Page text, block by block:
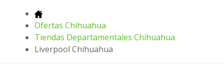
Ofertas Chihuahua
Tiendas Departamentales Chihuahua
Liverpool Chihuahua